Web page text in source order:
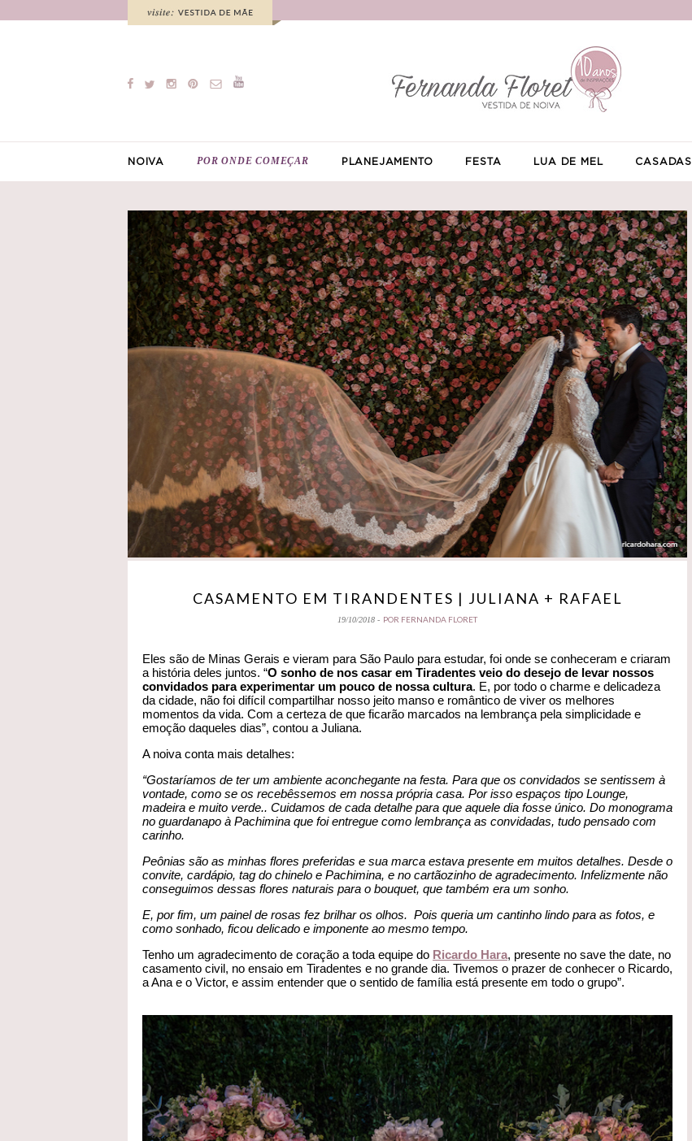
NOIVA POR ONDE COMEÇAR PLANEJAMENTO FESTA LUA DE MEL CASADAS
CASAMENTO EM TIRANDENTES | JULIANA + RAFAEL
19/10/2018 - POR FERNANDA FLORET
Eles são de Minas Gerais e vieram para São Paulo para estudar, foi onde se conheceram e criaram
a história deles juntos. “O sonho de nos casar em Tiradentes veio do desejo de levar nossos
convidados para experimentar um pouco de nossa cultura. E, por todo o charme e delicadeza
da cidade, não foi difícil compartilhar nosso jeito manso e romântico de viver os melhores
momentos da vida. Com a certeza de que ficarão marcados na lembrança pela simplicidade e
emoção daqueles dias”, contou a Juliana.
A noiva conta mais detalhes:
“Gostaríamos de ter um ambiente aconchegante na festa. Para que os convidados se sentissem à
vontade, como se os recebêssemos em nossa própria casa. Por isso espaços tipo Lounge,
madeira e muito verde.. Cuidamos de cada detalhe para que aquele dia fosse único. Do monograma
no guardanapo à Pachimina que foi entregue como lembrança as convidadas, tudo pensado com
carinho.
Peônias são as minhas flores preferidas e sua marca estava presente em muitos detalhes. Desde o
convite, cardápio, tag do chinelo e Pachimina, e no cartãozinho de agradecimento. Infelizmente não
conseguimos dessas flores naturais para o bouquet, que também era um sonho.
E, por fim, um painel de rosas fez brilhar os olhos. Pois queria um cantinho lindo para as fotos, e
como sonhado, ficou delicado e imponente ao mesmo tempo.
Tenho um agradecimento de coração a toda equipe do Ricardo Hara, presente no save the date, no
casamento civil, no ensaio em Tiradentes e no grande dia. Tivemos o prazer de conhecer o Ricardo,
a Ana e o Victor, e assim entender que o sentido de família está presente em todo o grupo”.